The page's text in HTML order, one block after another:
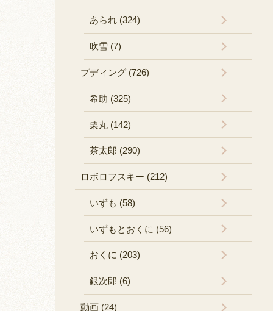
あられ (324)
吹雪 (7)
プディング (726)
希助 (325)
栗丸 (142)
茶太郎 (290)
ロボロフスキー (212)
いずも (58)
いずもとおくに (56)
おくに (203)
銀次郎 (6)
動画 (24)